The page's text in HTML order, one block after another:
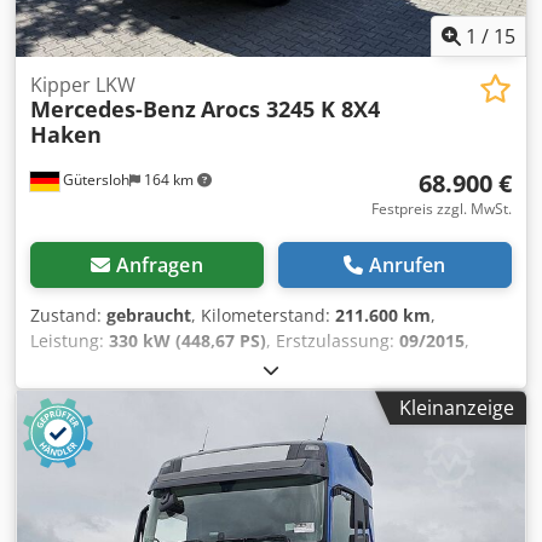
1 / 15
Gütersloh 164 km
Kipper LKW
Mercedes-BenzArocs 3245 K 8X4
Haken
68.900 €
Festpreis zzgl. MwSt.
Anfragen Anrufen
Zustand: gebraucht, Kilometerstand: 211.600 km,
Leistung: 330 kW (448,67 PS), Erstzulassung: 09/2015,
, Leergewicht:
Ladegewicht:17.760 kg, Gesamtgewicht:32.000 kg,
Achsen-Konfiguration:
, Radstand: 4.500 mm, Bremsen:
Retarder
Weiß , Fahrerkabine:Fahrerhaus
Getriebetyp:
Automatisch, Emissionsklasse:
Blatt, Ausstattung:ABS, Bordcomputer,
Differentialsperre, Klimaanlage, Rußfilter, Tempomat,
Kleinanzeige